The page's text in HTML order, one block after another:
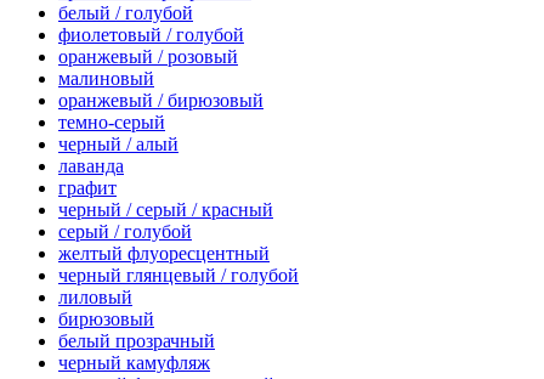
белый / голубой
фиолетовый / голубой
оранжевый / розовый
малиновый
оранжевый / бирюзовый
темно-серый
черный / алый
лаванда
графит
черный / серый / красный
серый / голубой
желтый флуоресцентный
черный глянцевый / голубой
лиловый
бирюзовый
белый прозрачный
черный камуфляж